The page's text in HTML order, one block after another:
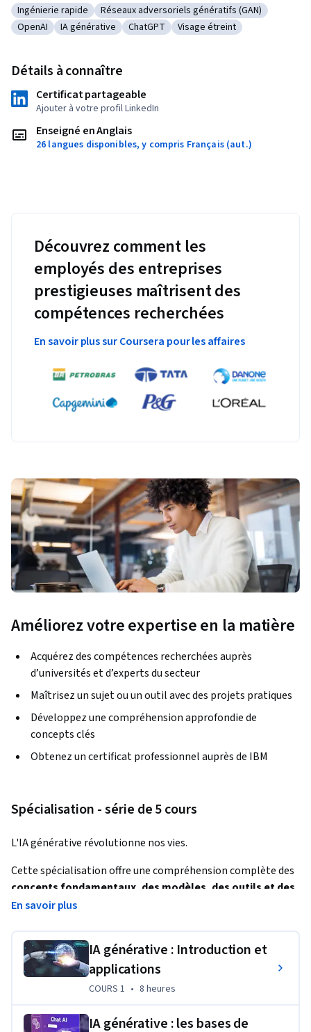
Catégorie : Ingénierie rapide
Ingénierie rapide Catégorie : Réseaux adversoriels génératifs
Réseaux adversoriels génératifs (GAN)
Catégorie : OpenAI
OpenAI Catégorie : IA générative
IA générative Catégorie : ChatGPT
ChatGPT Catégorie : Visage étreint
Visage étreint
Détails à connaître
Certificat partageable
Ajouter à votre profil LinkedIn
Enseigné en Anglais
26 langues disponibles, y compris Français (aut.)
Découvrez comment les
employés des entreprises
prestigieuses maîtrisent des
compétences recherchées
En savoir plus sur Coursera pour les affaires
Améliorez votre expertise en la matière
Acquérez des compétences recherchées auprès
d’universités et d’experts du secteur
Maîtrisez un sujet ou un outil avec des projets pratiques
Développez une compréhension approfondie de
concepts clés
Obtenez un certificat professionnel auprès de IBM
Spécialisation - série de 5 cours
L'IA générative révolutionne nos vies.
concepts fondamentaux, des modèles, des outils et des
applications de l'
lieu de travail, une meilleure carrière et une meilleure vie.
La spécialisation se compose de cinq cours courts et
autodidactes, chacun nécessitant 3 à 5 heures pour être
Comprenez les techniques puissantes d'ingénierie des
En savoir plus
IA générative : Introduction et
applications
COURS 1 8 heures
COURS 1 • 8 heures
IA générative : les bases de